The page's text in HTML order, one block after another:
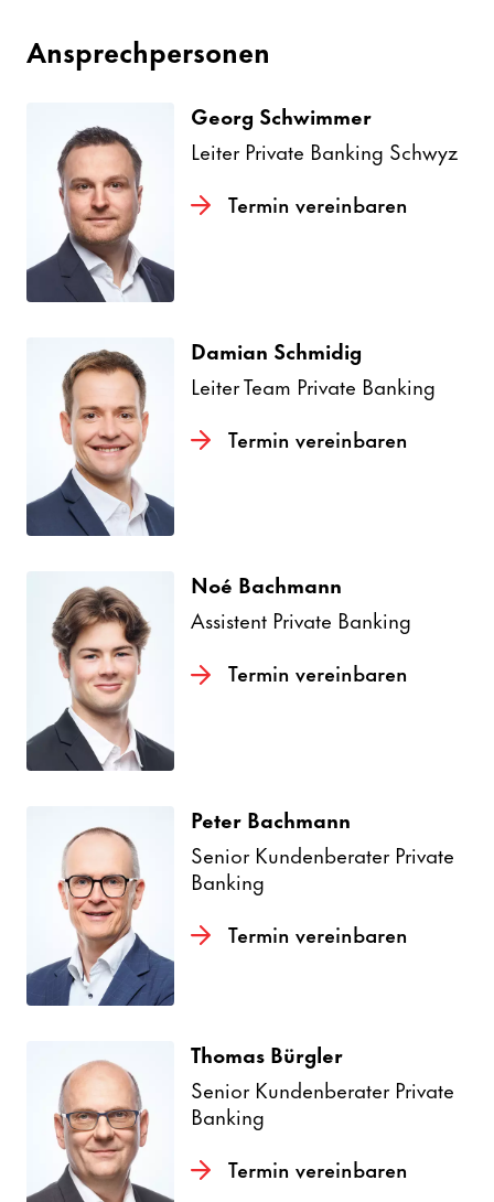
Ansprech­per­sonen
Georg Schwimmer
Leiter Private Banking Schwyz
Termin verein­baren
Damian Schmidig
Leiter Team Private Banking
Termin verein­baren
Noé Bach­mann
Assis­tent Private Banking
Termin verein­baren
Peter Bach­mann
Senior Kunden­be­rater Private
Banking
Termin verein­baren
Thomas Bürgler
Senior Kunden­be­rater Private
Banking
Termin verein­baren